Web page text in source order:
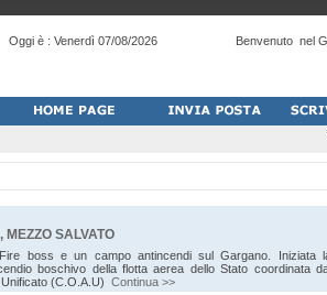
Oggi è : Venerdì 07/08/2026 Benvenuto nel
MEZZO SALVATO
boss e un campo antincendi sul Gargano. Iniziata
boschivo della flotta aerea dello Stato coordinata
(C.O.A.U) Continua >>